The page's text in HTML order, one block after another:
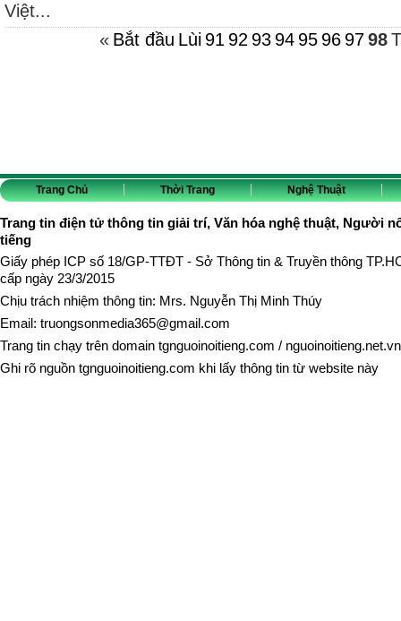
Việt...
« Bắt đầu Lùi 91 92 93 94 95 96 97 98
Trang Chủ Thời Trang Nghệ Thuật
Trang tin điện tử thông tin giải trí, Văn hóa nghệ thuật, Người
tiếng
Giấy phép ICP số 18/GP-TTĐT - Sở Thông tin & Truyền thông
cấp ngày 23/3/2015
Chịu trách nhiệm thông tin: Mrs. Nguyễn Thị Minh Thúy
Email: truongsonmedia365@gmail.com
Trang tin chạy trên domain tgnguoinoitieng.com / nguoinoitieng.net.vn
Ghi rõ nguồn tgnguoinoitieng.com khi lấy thông tin từ website này